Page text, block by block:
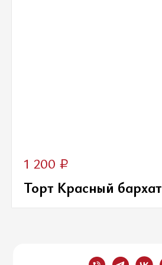
1 200 ₽
Торт Красный бархат